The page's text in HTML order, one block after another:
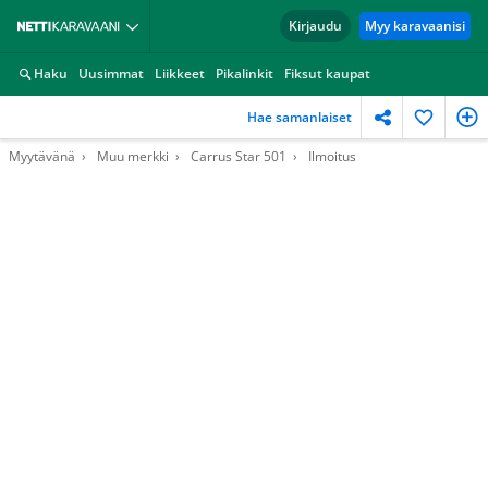
Kirjaudu Myy karavaanisi
Haku Uusimmat Liikkeet Pikalinkit Fiksut kaupat
Hae samanlaiset
Myytävänä Muu merkki Carrus Star 501 Ilmoitus